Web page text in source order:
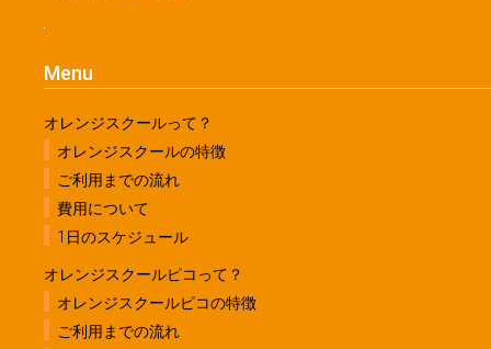
Menu
オレンジスクールって？
オレンジスクールの特徴
ご利用までの流れ
費用について
1日のスケジュール
オレンジスクールピコって？
オレンジスクールピコの特徴
ご利用までの流れ